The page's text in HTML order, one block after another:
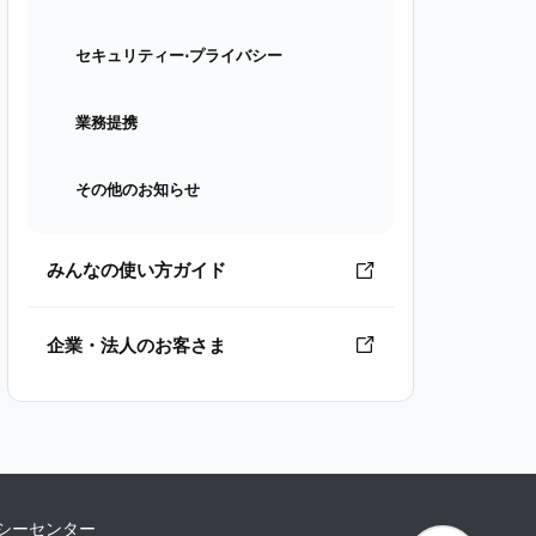
セキュリティー⋅プライバシー
業務提携
その他のお知らせ
みんなの使い方ガイド
企業・法人のお客さま
ーセンター